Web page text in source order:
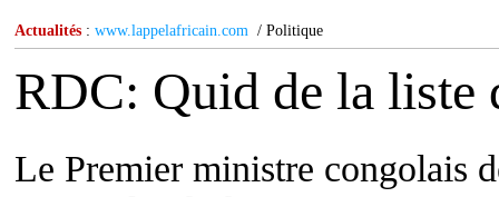
Actualités : www.lappelafricain.com / Politique
RDC: Quid de la liste
Le Premier ministre congolais